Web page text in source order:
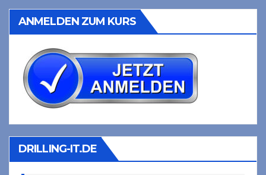
ANMELDEN ZUM KURS
DRILLING-IT.DE